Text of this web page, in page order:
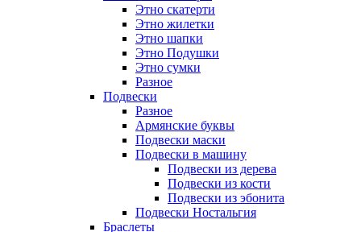
Этно скатерти
Этно жилетки
Этно шапки
Этно Подушки
Этно сумки
Разное
Подвески
Разное
Армянские буквы
Подвески маски
Подвески в машину
Подвески из дерева
Подвески из кости
Подвески из эбонита
Подвески Ностальгия
Браслеты